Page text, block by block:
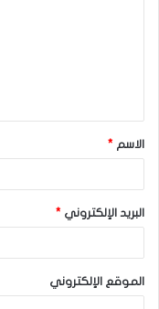
ق
*الاسم *
البريد الإلكتروني *
الموقع الإلكتروني